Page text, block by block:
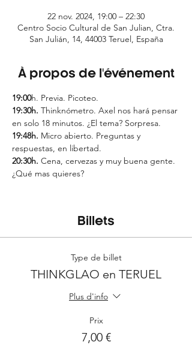
22 nov. 2024, 19:00 – 22:30
Centro Socio Cultural de San Julian, Ctra.
San Julián, 14, 44003 Teruel, España
À propos de l'événement
19:00h. Previa. Picoteo.
19:30h. Thinknómetro. Axel nos hará pensar
en solo 18 minutos. ¿El tema? Sorpresa.
19:48h. Micro abierto. Preguntas y
respuestas, en libertad.
20:30h. Cena, cervezas y muy buena gente.
¿Qué mas quieres?
Billets
Type de billet
THINKGLAO en TERUEL
Plus d'info
Prix
7,00 €